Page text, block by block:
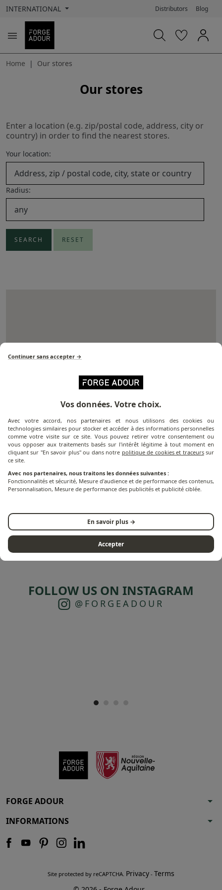
INTERNATIONAL Distributors Blog

Home Our stores
Our stores
Enter a location (e.g. zip/postal code, address, city or
country) in order to find the nearest stores.
Your location:
Radius:
FOLLOW US ON INSTAGRAM
@FORGEADOUR
FORGE ADOUR arrow_drop_down
INFORMATIONS arrow_drop_down
Site protected by reCAPTCHA. Privacy - Terms
Continuer sans accepter →
Vos données. Votre choix.
Avec votre accord, nos partenaires et nous utilisons des cookies ou
technologies similaires pour stocker et accéder à des informations personnelles
comme votre visite sur ce site. Vous pouvez retirer votre consentement ou
vous opposer aux traitements basés sur l'intérêt légitime à tout moment en
cliquant sur "En savoir plus" ou dans notre politique de cookies et traceurssur
ce site.
Avec nos partenaires, nous traitons les données suivantes :
Fonctionnalités et sécurité, Mesure d'audience et de performance des contenus,
Personnalisation, Mesure de performance des publicités et publicité ciblée.
En savoir plus →
Accepter